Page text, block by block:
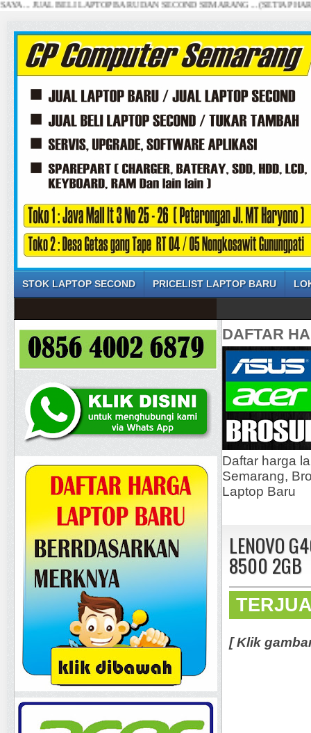
BELI LAPTOP BARU DAN SECOND SEMARANG ... (SETIAP HARI, DI
STOK LAPTOP SECOND PRICELIST LAPTOP BARU
DAFTAR
Daftar harga
Semarang,
Laptop Baru
LENOVO
8500 2GB
[ Klik